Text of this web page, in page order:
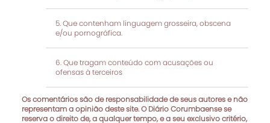
Que contenham linguagem grosseira, obscena
e/ou pornográfica.
Que tragam conteúdo com acusações ou
ofensas à terceiros
Os comentários são de responsabilidade de seus autores e não
representam a opinião deste site. O Diário Corumbaense se
reserva o direito de, a qualquer tempo, e a seu exclusivo critério,